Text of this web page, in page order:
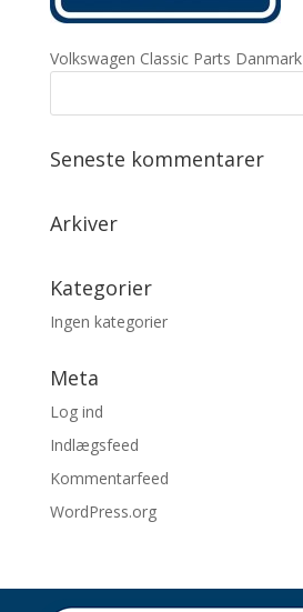
Volkswagen Classic Parts Danmark
Seneste kommentarer
Arkiver
Kategorier
Ingen kategorier
Meta
Log ind
Indlægsfeed
Kommentarfeed
WordPress.org